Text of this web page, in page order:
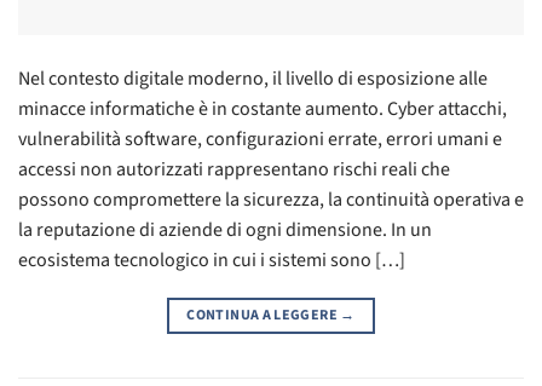
Nel contesto digitale moderno, il livello di esposizione alle
minacce informatiche è in costante aumento. Cyber attacchi,
vulnerabilità software, configurazioni errate, errori umani e
accessi non autorizzati rappresentano rischi reali che
possono compromettere la sicurezza, la continuità operativa e
la reputazione di aziende di ogni dimensione. In un
ecosistema tecnologico in cui i sistemi sono […]
CONTINUA A LEGGERE →